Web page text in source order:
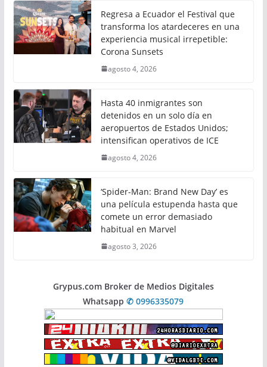
Regresa a Ecuador el Festival que
transforma los atardeceres en una
experiencia musical irrepetible:
Corona Sunsets
agosto 4, 2026
Hasta 40 inmigrantes son
detenidos en un solo día en
aeropuertos de Estados Unidos;
intensifican operativos de ICE
agosto 4, 2026
‘Spider-Man: Brand New Day’ es
una película estupenda hasta que
comete un error demasiado
habitual en Marvel
agosto 3, 2026
Grypus.com Broker de Medios Digitales
Whatsapp✆ 0996335079